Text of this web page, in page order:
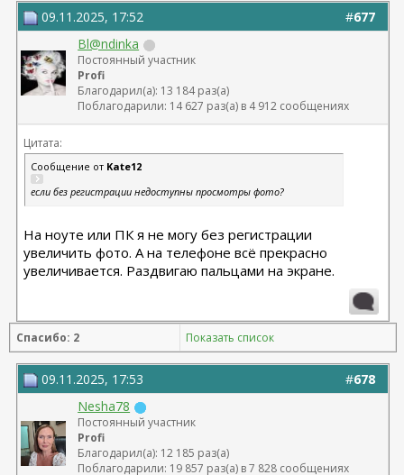
#677
09.11.2025, 17:52
Bl@ndinka
Постоянный участник
Profi
Благодарил(а): 13 184 раз(а)
Поблагодарили: 14 627 раз(а) в 4 912 сообщениях
Цитата:
Сообщение от Kate12
если без регистрации недоступны просмотры фото?
На ноуте или ПК я не могу без регистрации
увеличить фото. А на телефоне всё прекрасно
увеличивается. Раздвигаю пальцами на экране.
Спасибо: 2 Показать список
#678
09.11.2025, 17:53
Nesha78
Постоянный участник
Profi
Благодарил(а): 12 185 раз(а)
Поблагодарили: 19 857 раз(а) в 7 828 сообщениях